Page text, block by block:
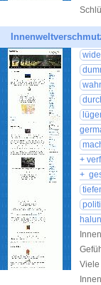
+
+
Viele